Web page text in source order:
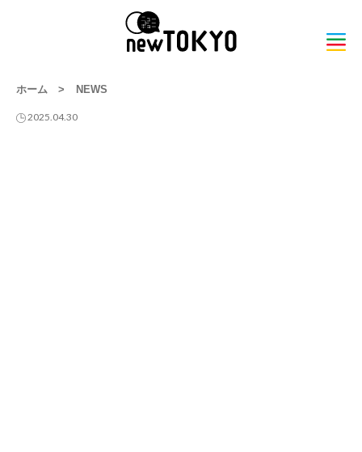
ホーム > NEWS
2025.04.30